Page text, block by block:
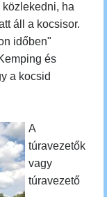
ha
áll a kocsisor.
időben"
és
a kocsid
A
túravezetők
vagy
túravezető